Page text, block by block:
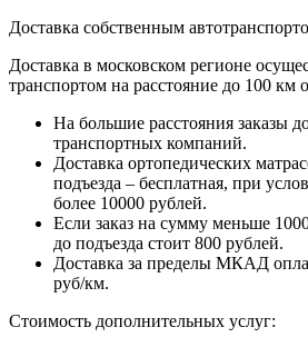
Доставка собственным
Доставка в московском регионе
транспортом на расстояние до 100
На большие расстояния заказы
транспортных компаний.
Доставка ортопедических
подъезда – бесплатная, при
более 10000 рублей.
Если заказ на сумму меньше
до подъезда стоит 800 рублей.
Доставка за пределы МКАД
руб/км.
Стоимость дополнительных услуг: